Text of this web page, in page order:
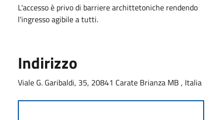
L'accesso è privo di barriere archittetoniche rendendo
l'ingresso agibile a tutti.
Indirizzo
Viale G. Garibaldi, 35, 20841 Carate Brianza MB , Italia